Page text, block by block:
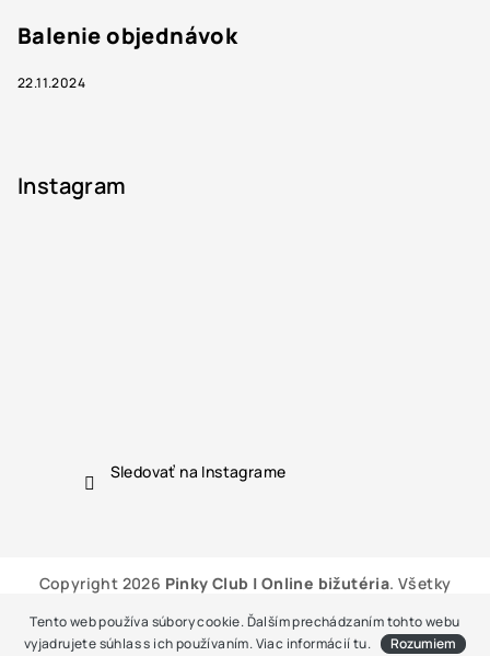
Tento web používa súbory cookie. Ďalším prechádzaním tohto webu
vyjadrujete súhlas s ich používaním. Viac informáciítu. Rozumiem
Balenie objednávok
22.11.2024
Instagram
Sledovať na Instagrame
Copyright 2026 Pinky Club | Online bižutéria. Všetky
práva vyhradené.
Vytvoril Shoptet